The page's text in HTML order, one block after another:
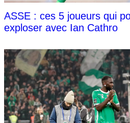
ASSE : ces 5 joueurs qui
exploser avec Ian Cathro